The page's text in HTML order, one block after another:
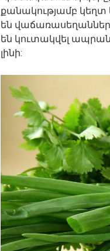
քանակությամբ կեղտ
են
են կուտակվել
լինի: